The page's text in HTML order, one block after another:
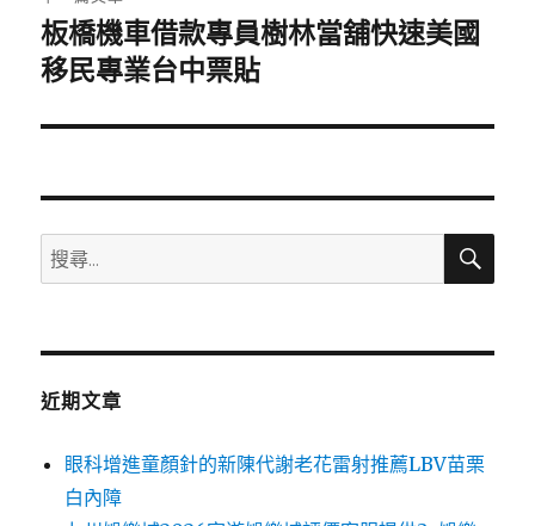
下
一
文
板橋機車借款專員樹林當舖快速美國
移民專業台中票貼
搜
尋
鍵
搜
近期文章
眼科增進童顏針的新陳代謝老花雷射推薦LBV苗栗
白內障